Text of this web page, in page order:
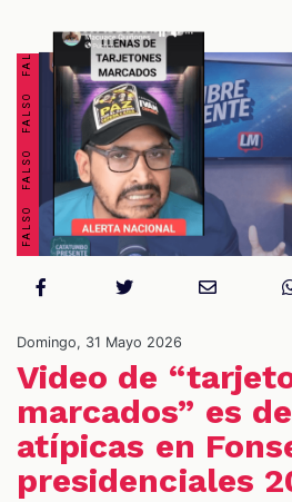
Domingo, 31 Mayo 2026
Video de
marcados” es
atípicas en
presidenciales